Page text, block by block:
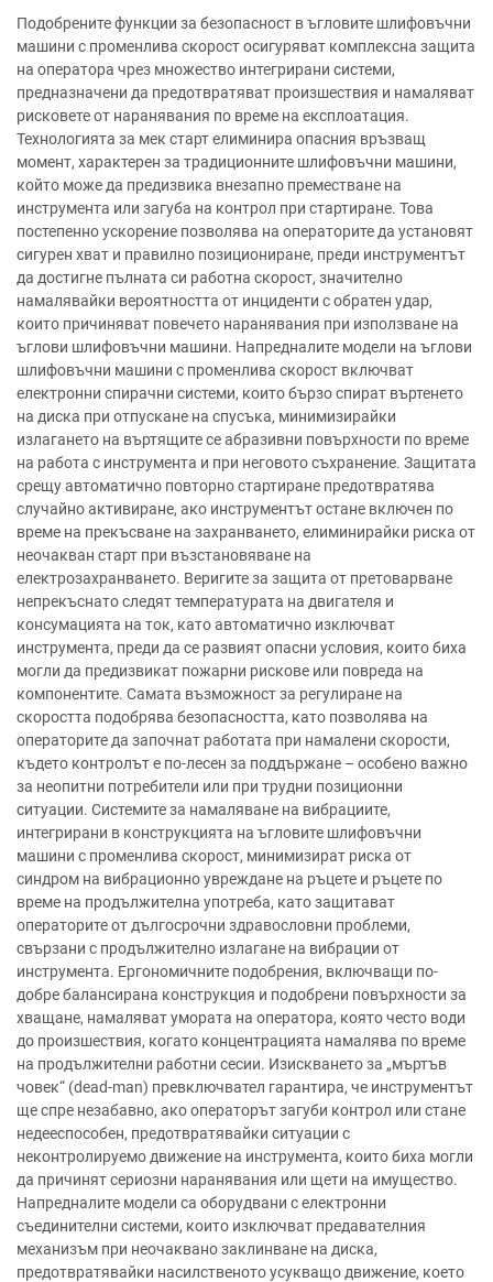
Подобрените функции за безопасност в ъгловите шлифовъчни
машини с променлива скорост осигуряват комплексна защита
на оператора чрез множество интегрирани системи,
предназначени да предотвратяват произшествия и намаляват
рисковете от наранявания по време на експлоатация.
Технологията за мек старт елиминира опасния връзващ
момент, характерен за традиционните шлифовъчни машини,
който може да предизвика внезапно преместване на
инструмента или загуба на контрол при стартиране. Това
постепенно ускорение позволява на операторите да установят
сигурен хват и правилно позициониране, преди инструментът
да достигне пълната си работна скорост, значително
намалявайки вероятността от инциденти с обратен удар,
които причиняват повечето наранявания при използване на
ъглови шлифовъчни машини. Напредналите модели на ъглови
шлифовъчни машини с променлива скорост включват
електронни спирачни системи, които бързо спират въртенето
на диска при отпускане на спусъка, минимизирайки
излагането на въртящите се абразивни повърхности по време
на работа с инструмента и при неговото съхранение. Защитата
срещу автоматично повторно стартиране предотвратява
случайно активиране, ако инструментът остане включен по
време на прекъсване на захранването, елиминирайки риска от
неочакван старт при възстановяване на
електрозахранването. Веригите за защита от претоварване
непрекъснато следят температурата на двигателя и
консумацията на ток, като автоматично изключват
инструмента, преди да се развият опасни условия, които биха
могли да предизвикат пожарни рискове или повреда на
компонентите. Самата възможност за регулиране на
скоростта подобрява безопасността, като позволява на
операторите да започнат работата при намалени скорости,
където контролът е по-лесен за поддържане – особено важно
за неопитни потребители или при трудни позиционни
ситуации. Системите за намаляване на вибрациите,
интегрирани в конструкцията на ъгловите шлифовъчни
машини с променлива скорост, минимизират риска от
синдром на вибрационно увреждане на ръцете и ръцете по
време на продължителна употреба, като защитават
операторите от дългосрочни здравословни проблеми,
свързани с продължително излагане на вибрации от
инструмента. Ергономичните подобрения, включващи по-
добре балансирана конструкция и подобрени повърхности за
хващане, намаляват умората на оператора, която често води
до произшествия, когато концентрацията намалява по време
на продължителни работни сесии. Изискването за „мъртъв
човек“ (dead-man) превключвател гарантира, че инструментът
ще спре незабавно, ако операторът загуби контрол или стане
недееспособен, предотвратявайки ситуации с
неконтролируемо движение на инструмента, които биха могли
да причинят сериозни наранявания или щети на имущество.
Напредналите модели са оборудвани с електронни
съединителни системи, които изключват предавателния
механизъм при неочаквано заклинване на диска,
предотвратявайки насилственото усукващо движение, което